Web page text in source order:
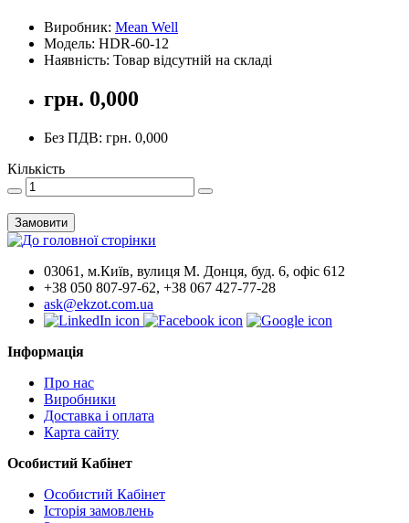
Виробник: Mean Well
Модель: HDR-60-12
Наявність: Товар відсутній на складі
грн. 0,000
Без ПДВ: грн. 0,000
Кількість
Замовити
03061, м.Київ, вулиця М. Донця, буд. 6, офіс 612
+38 050 807-97-62, +38 067 427-77-28
ask@ekzot.com.ua
Інформація
Про нас
Виробники
Доставка і оплата
Карта сайту
Особистий Кабінет
Особистий Кабінет
Історія замовлень